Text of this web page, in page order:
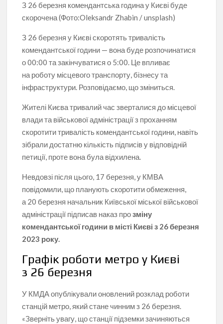
З 26 березня комендантська година у Києві буде
скорочена (Фото:Oleksandr Zhabin / unsplash)
З 26 березня у Києві скоротять тривалість
комендантської години — вона буде розпочинатися
о 00:00 та закінчуватися о 5:00. Це впливає
на роботу місцевого транспорту, бізнесу та
інфраструктури. Розповідаємо, що зміниться.
Жителі Києва тривалий час зверталися до місцевої
влади та військової адміністрації з проханням
скоротити тривалість комендантської години, навіть
зібрали достатню кількість підписів у відповідній
петиції, проте вона була відхилена.
Невдовзі після цього, 17 березня, у КМВА
повідомили, що планують скоротити обмеження,
а 20 березня начальник Київської міської військової
адміністрації підписав наказ прозміну
комендантської години в місті Києві з 26 березня
2023 року.
Графік роботи метро у Києві
з 26 березня
У КМДА опублікували оновлений розклад роботи
станцій метро, який стане чинним з 26 березня.
«Зверніть увагу, що станції підземки зачиняються